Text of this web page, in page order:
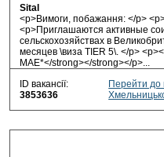
Sital
<p>Вимоги, побажання: </p>
<p>Приглашаются активные
сельскохозяйствах в
месяцев \виза ТIER 5\. </p>
МАЕ*</strong></strong></p>...
ID вакансії:
3853636
Перейти до